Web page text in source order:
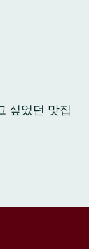
싶었던 맛집